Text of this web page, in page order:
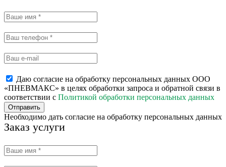
Даю согласие на обработку персональных данных ООО
«ПНЕВМАКС» в целях обработки запроса и обратной связи в
соответствии с Политикой обработки персональных данных
Отправить
Необходимо дать согласие на обработку персональных данных
Заказ услуги